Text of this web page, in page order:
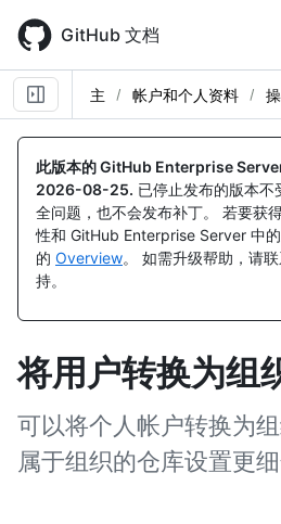
main
content
GitHub 文档
主 帐户和个人资料
此版本的 GitHub Enterprise
2026-08-25. 已停止发布的版本
全问题，也不会发布补丁。 若要获
性和 GitHub Enterprise Server 中
的 Overview。 如需升级帮助，请
持。
将用户转换为组
可以将个人帐户转换为
属于组织的仓库设置更细